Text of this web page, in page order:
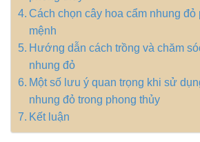
Cách chọn cây hoa cẩm nhung
mệnh
Hướng dẫn cách trồng và chăm
nhung đỏ
Một số lưu ý quan trọng khi sử
nhung đỏ trong phong thủy
Kết luận